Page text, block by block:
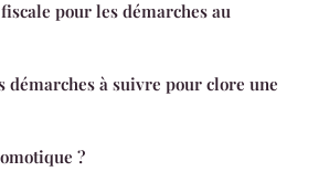
pour les démarches au
démarches à suivre pour clore une
?